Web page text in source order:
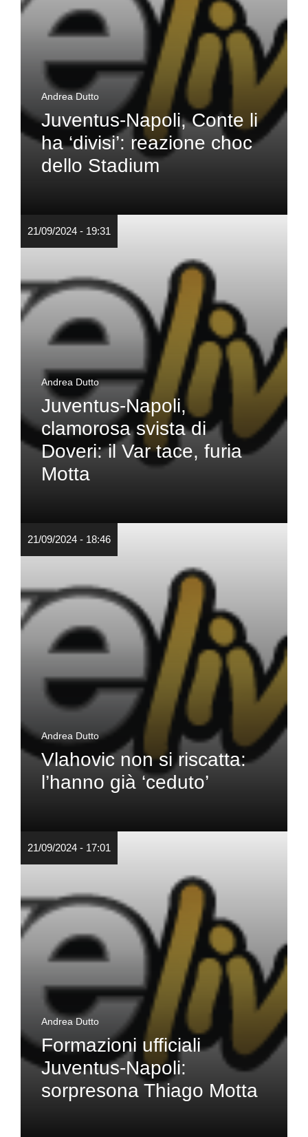
Andrea Dutto
Juventus-Napoli, Conte li
ha ‘divisi’: reazione choc
dello Stadium
21/09/2024 - 19:31
Andrea Dutto
Juventus-Napoli,
clamorosa svista di
Doveri: il Var tace, furia
Motta
21/09/2024 - 18:46
Andrea Dutto
Vlahovic non si riscatta:
l’hanno già ‘ceduto’
21/09/2024 - 17:01
Andrea Dutto
Formazioni ufficiali
Juventus-Napoli:
sorpresona Thiago Motta